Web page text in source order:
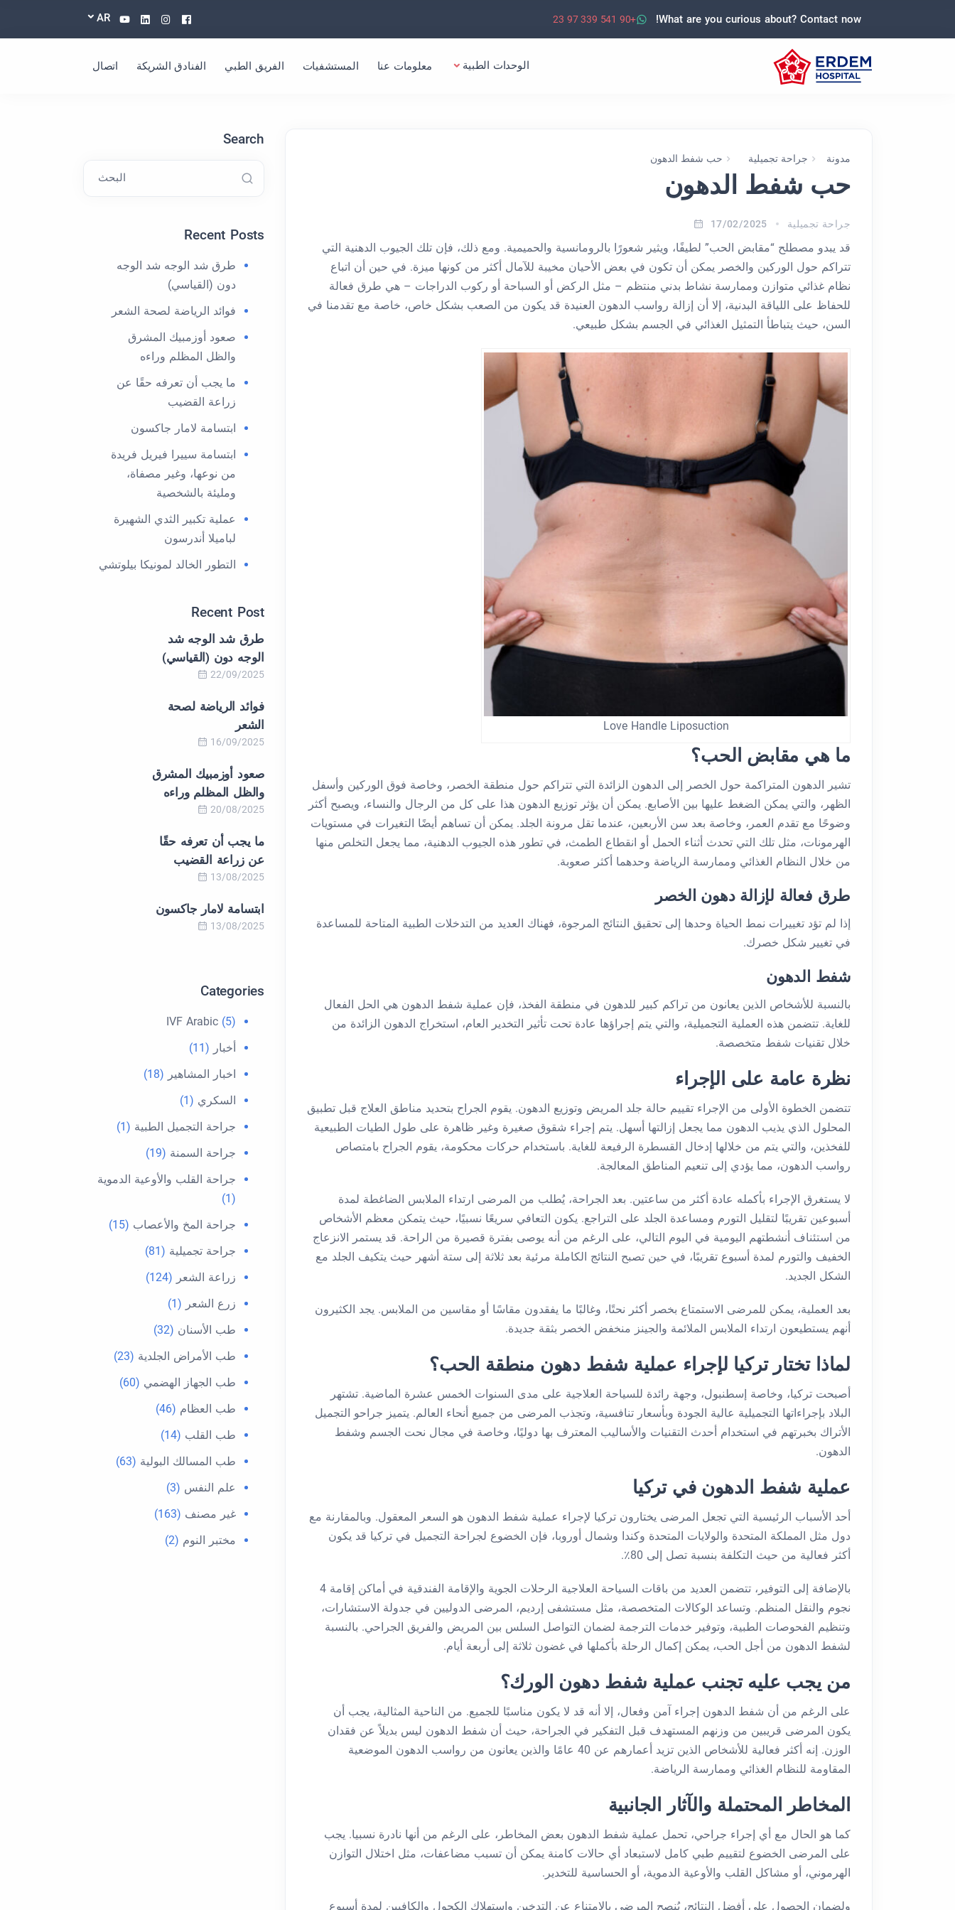
What are you curious about? Contact now!
+90 541 339 97 23
Facebook
Instagram
Linkedin
Youtube
AR
الوحدات الطبية معلومات عنا المستشفيات الفريق الطبي الفنادق الشريكة اتصال
مدونة جراحة تجميلية حب شفط الدهون
حب شفط الدهون
جراحة تجميلية 17/02/2025
قد يبدو مصطلح “مقابض الحب” لطيفًا، ويثير شعورًا بالرومانسية والحميمية. ومع ذلك، فإن تلك الجيوب الدهنية التي
تتراكم حول الوركين والخصر يمكن أن تكون في بعض الأحيان مخيبة للآمال أكثر من كونها ميزة. في حين أن اتباع
نظام غذائي متوازن وممارسة نشاط بدني منتظم – مثل الركض أو السباحة أو ركوب الدراجات – هي طرق فعالة
للحفاظ على اللياقة البدنية، إلا أن إزالة رواسب الدهون العنيدة قد يكون من الصعب بشكل خاص، خاصة مع تقدمنا ​​في
السن، حيث يتباطأ التمثيل الغذائي في الجسم بشكل طبيعي.
Love Handle Liposuction
ما هي مقابض الحب؟
تشير الدهون المتراكمة حول الخصر إلى الدهون الزائدة التي تتراكم حول منطقة الخصر، وخاصة فوق الوركين وأسفل
الظهر، والتي يمكن الضغط عليها بين الأصابع. يمكن أن يؤثر توزيع الدهون هذا على كل من الرجال والنساء، ويصبح أكثر
وضوحًا مع تقدم العمر، وخاصة بعد سن الأربعين، عندما تقل مرونة الجلد. يمكن أن تساهم أيضًا التغيرات في مستويات
الهرمونات، مثل تلك التي تحدث أثناء الحمل أو انقطاع الطمث، في تطور هذه الجيوب الدهنية، مما يجعل التخلص منها
من خلال النظام الغذائي وممارسة الرياضة وحدهما أكثر صعوبة.
طرق فعالة لإزالة دهون الخصر
إذا لم تؤد تغييرات نمط الحياة وحدها إلى تحقيق النتائج المرجوة، فهناك العديد من التدخلات الطبية المتاحة للمساعدة
في تغيير شكل خصرك.
شفط الدهون
بالنسبة للأشخاص الذين يعانون من تراكم كبير للدهون في منطقة الفخذ، فإن عملية شفط الدهون هي الحل الفعال
للغاية. تتضمن هذه العملية التجميلية، والتي يتم إجراؤها عادة تحت تأثير التخدير العام، استخراج الدهون الزائدة من
خلال تقنيات شفط متخصصة.
نظرة عامة على الإجراء
تتضمن الخطوة الأولى من الإجراء تقييم حالة جلد المريض وتوزيع الدهون. يقوم الجراح بتحديد مناطق العلاج قبل تطبيق
المحلول الذي يذيب الدهون مما يجعل إزالتها أسهل. يتم إجراء شقوق صغيرة وغير ظاهرة على طول الطيات الطبيعية
للفخذين، والتي يتم من خلالها إدخال القسطرة الرفيعة للغاية. باستخدام حركات محكومة، يقوم الجراح بامتصاص
رواسب الدهون، مما يؤدي إلى تنعيم المناطق المعالجة.
لا يستغرق الإجراء بأكمله عادة أكثر من ساعتين. بعد الجراحة، يُطلب من المرضى ارتداء الملابس الضاغطة لمدة
أسبوعين تقريبًا لتقليل التورم ومساعدة الجلد على التراجع. يكون التعافي سريعًا نسبيًا، حيث يتمكن معظم الأشخاص
من استئناف أنشطتهم اليومية في اليوم التالي، على الرغم من أنه يوصى بفترة قصيرة من الراحة. قد يستمر الانزعاج
الخفيف والتورم لمدة أسبوع تقريبًا، في حين تصبح النتائج الكاملة مرئية بعد ثلاثة إلى ستة أشهر حيث يتكيف الجلد مع
الشكل الجديد.
بعد العملية، يمكن للمرضى الاستمتاع بخصر أكثر نحتًا، وغالبًا ما يفقدون مقاسًا أو مقاسين من الملابس. يجد الكثيرون
أنهم يستطيعون ارتداء الملابس الملائمة والجينز منخفض الخصر بثقة جديدة.
لماذا تختار تركيا لإجراء عملية شفط دهون منطقة الحب؟
أصبحت تركيا، وخاصة إسطنبول، وجهة رائدة للسياحة العلاجية على مدى السنوات الخمس عشرة الماضية. تشتهر
البلاد بإجراءاتها التجميلية عالية الجودة وبأسعار تنافسية، وتجذب المرضى من جميع أنحاء العالم. يتميز جراحو التجميل
الأتراك بخبرتهم في استخدام أحدث التقنيات والأساليب المعترف بها دوليًا، وخاصة في مجال نحت الجسم وشفط
الدهون.
عملية شفط الدهون في تركيا
أحد الأسباب الرئيسية التي تجعل المرضى يختارون تركيا لإجراء عملية شفط الدهون هو السعر المعقول. وبالمقارنة مع
دول مثل المملكة المتحدة والولايات المتحدة وكندا وشمال أوروبا، فإن الخضوع لجراحة التجميل في تركيا قد يكون
أكثر فعالية من حيث التكلفة بنسبة تصل إلى 80٪.
بالإضافة إلى التوفير، تتضمن العديد من باقات السياحة العلاجية الرحلات الجوية والإقامة الفندقية في أماكن إقامة 4
نجوم والنقل المنظم. وتساعد الوكالات المتخصصة، مثل مستشفى إرديم، المرضى الدوليين في جدولة الاستشارات،
وتنظيم الفحوصات الطبية، وتوفير خدمات الترجمة لضمان التواصل السلس بين المريض والفريق الجراحي. بالنسبة
لشفط الدهون من أجل الحب، يمكن إكمال الرحلة بأكملها في غضون ثلاثة إلى أربعة أيام.
من يجب عليه تجنب عملية شفط دهون الورك؟
على الرغم من أن شفط الدهون إجراء آمن وفعال، إلا أنه قد لا يكون مناسبًا للجميع. من الناحية المثالية، يجب أن
يكون المرضى قريبين من وزنهم المستهدف قبل التفكير في الجراحة، حيث أن شفط الدهون ليس بديلاً عن فقدان
الوزن. إنه أكثر فعالية للأشخاص الذين تزيد أعمارهم عن 40 عامًا والذين يعانون من رواسب الدهون الموضعية
المقاومة للنظام الغذائي وممارسة الرياضة.
المخاطر المحتملة والآثار الجانبية
كما هو الحال مع أي إجراء جراحي، تحمل عملية شفط الدهون بعض المخاطر، على الرغم من أنها نادرة نسبيا. يجب
على المرضى الخضوع لتقييم طبي كامل لاستبعاد أي حالات كامنة يمكن أن تسبب مضاعفات، مثل اختلال التوازن
الهرموني، أو مشاكل القلب والأوعية الدموية، أو الحساسية للتخدير.
ولضمان الحصول على أفضل النتائج، يُنصح المرضى بالامتناع عن التدخين واستهلاك الكحول والكافيين لمدة أسبوع
Search
البحث
Recent Posts
طرق شد الوجه شد الوجه
دون (القياسي)
فوائد الرياضة لصحة الشعر
صعود أوزمبيك المشرق
والظل المظلم وراءه
ما يجب أن تعرفه حقًا عن
زراعة القضيب
ابتسامة لامار جاكسون
ابتسامة سييرا فيريل فريدة
من نوعها، وغير مصفاة،
ومليئة بالشخصية
عملية تكبير الثدي الشهيرة
لباميلا أندرسون
التطور الخالد لمونيكا بيلوتشي
Recent Post
طرق شد الوجه شد
الوجه دون (القياسي)
22/09/2025
فوائد الرياضة لصحة
الشعر
16/09/2025
صعود أوزمبيك المشرق
والظل المظلم وراءه
20/08/2025
ما يجب أن تعرفه حقًا
عن زراعة القضيب
13/08/2025
ابتسامة لامار جاكسون
13/08/2025
Categories
IVF Arabic (5)
أخبار (11)
اخبار المشاهير (18)
السكري (1)
جراحة التجميل الطبية (1)
جراحة السمنة (19)
جراحة القلب والأوعية الدموية
(1)
جراحة المخ والأعصاب (15)
جراحة تجميلية (81)
زراعة الشعر (124)
زرع الشعر (1)
طب الأسنان (32)
طب الأمراض الجلدية (23)
طب الجهاز الهضمي (60)
طب العظام (46)
طب القلب (14)
طب المسالك البولية (63)
علم النفس (3)
غير مصنف (163)
مختبر النوم (2)